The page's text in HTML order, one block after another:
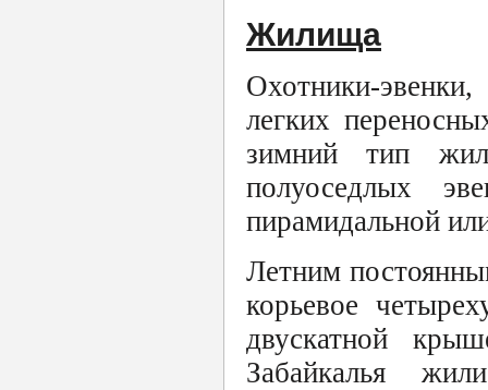
Жилища
Охотники-
легких
зимний тип
полуоседлых
пирамидальной
Летним
корьевое
двускатной
Забайкалья